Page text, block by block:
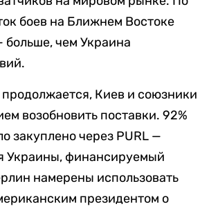
боев на Ближнем Востоке
больше, чем Украина
Киев и союзники
возобновить поставки. 92%
закуплено через PURL —
Украины, финансируемый
намерены использовать
президентом о